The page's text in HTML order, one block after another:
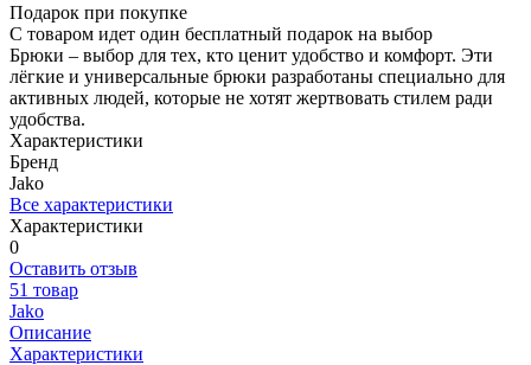
Подарок при покупке
С товаром идет один бесплатный подарок на выбор
Брюки – выбор для тех, кто ценит удобство и комфорт. Эти
лёгкие и универсальные брюки разработаны специально для
активных людей, которые не хотят жертвовать стилем ради
удобства.
Характеристики
Бренд
Jako
Все характеристики
Характеристики
0
Оставить отзыв
51 товар
Jako
Описание
Характеристики